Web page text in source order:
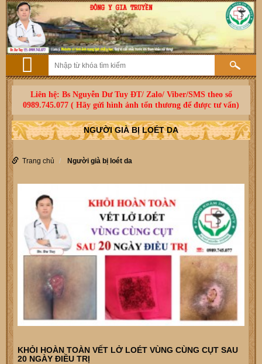
Liên hệ: Bs Nguyễn Dư Tuy ĐT/ Zalo/ Viber/SMS theo số
0989.745.077 ( Hãy gửi hình ảnh tổn thương để được tư vấn)
NGƯỜI GIÀ BỊ LOÉT DA
Trang chủ Người già bị loét da
KHỎI HOÀN TOÀN VẾT LỞ LOÉT VÙNG CÙNG CỤT SAU
20 NGÀY ĐIỀU TRỊ